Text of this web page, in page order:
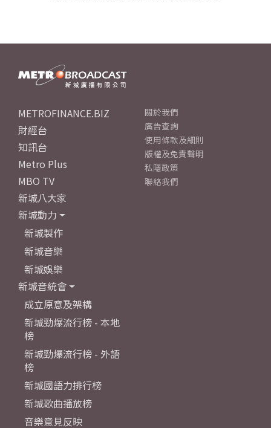
METROFINANCE.BIZ
財經台
知訊台
Metro Plus
MBO TV
新城八大家
新城動力
新城製作
新城音樂
新城娛樂
新城音統會
成立原意及架構
新城勁爆流行榜 - 本地
榜
新城勁爆流行榜 - 外語
榜
新城國語力排行榜
新城歌曲播放榜
音樂意見反映
關於我們
廣告查詢
使用條款及細則
版權及免責聲明
私隱政策
聯絡我們